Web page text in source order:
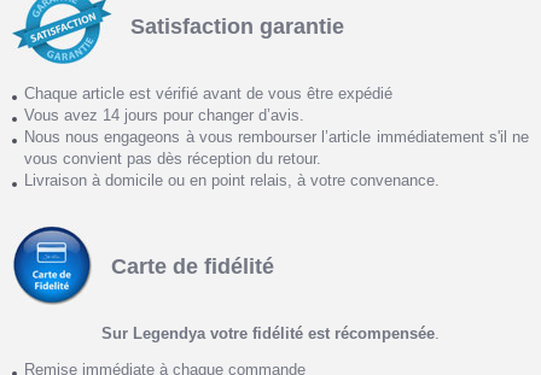
Satisfaction garantie
Chaque article est vérifié avant de vous être expédié
Vous avez 14 jours pour changer d’avis.
Nous nous engageons à vous rembourser l’article immédiatement s'il ne
vous convient pas dès réception du retour.
Livraison à domicile ou en point relais, à votre convenance.
Carte de fidélité
Sur Legendya votre fidélité est récompensée.
Remise immédiate à chaque commande